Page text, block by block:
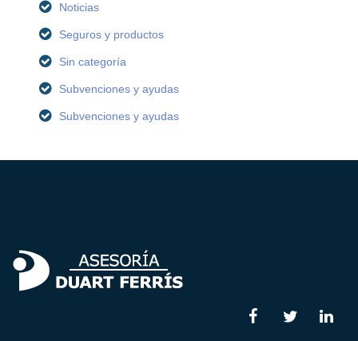
Noticias
Seguros y productos
Sin categoría
Subvenciones y ayudas
Subvenciones y ayudas